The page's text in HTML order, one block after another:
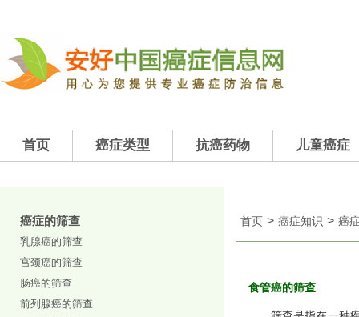
首页 癌症类型 抗癌药物 儿童癌症
癌症的筛查
乳腺癌的筛查
宫颈癌的筛查
肠癌的筛查
前列腺癌的筛查
首页 > 癌症知识 > 癌
食管癌的筛查